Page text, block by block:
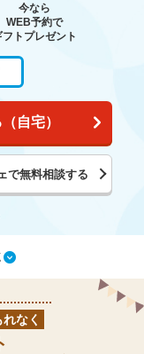
今なら
WEB予約で
フトプレゼント
自宅）
で無料相談する
れなく